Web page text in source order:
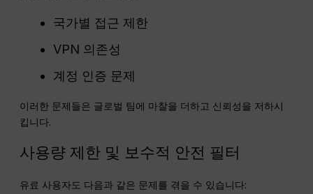
국가별 접근 제한
VPN 의존성
계정 인증 문제
이러한 문제들은 글로벌 팀에 마찰을 더하고 신뢰성을 저하시
킵니다.
사용량 제한 및 보수적 안전 필터
유료 사용자도 다음과 같은 문제를 겪을 수 있습니다: